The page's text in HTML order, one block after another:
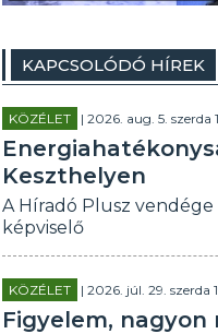
KAPCSOLÓDÓ HÍREK
KÖZÉLET | 2026. aug. 5. szerda
Keszthelyen
A Híradó Plusz
képviselő
KÖZÉLET | 2026. júl. 29. szerda
Figyelem, nagyon